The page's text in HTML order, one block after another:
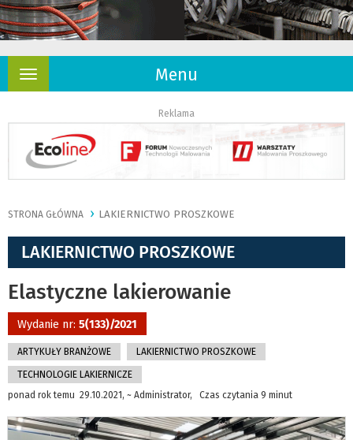
Menu
Rozwiń
Reklama
STRONA GŁÓWNA LAKIERNICTWO PROSZKOWE
LAKIERNICTWO PROSZKOWE
Elastyczne lakierowanie
Wydanie nr: 5(133)/2021
ARTYKUŁY BRANŻOWE LAKIERNICTWO PROSZKOWE
TECHNOLOGIE LAKIERNICZE
ponad rok temu 29.10.2021, ~ Administrator, Czas czytania 9 minut